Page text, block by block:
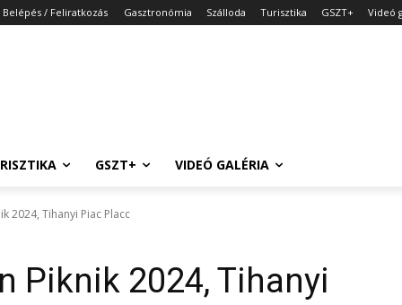
Belépés / Feliratkozás Gasztronómia Szálloda Turisztika GSZT+ Videó
GSZT+ VIDEÓ GALÉRIA
2024, Tihanyi Piac Placc
Piknik 2024, Tihanyi